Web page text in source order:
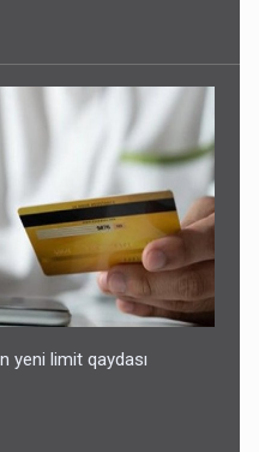
yeni limit qaydası